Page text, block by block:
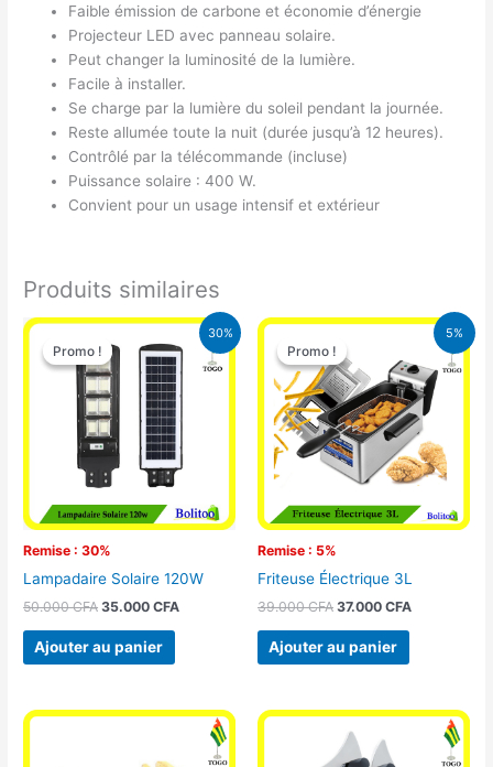
Faible émission de carbone et économie d’énergie
Projecteur LED avec panneau solaire.
Peut changer la luminosité de la lumière.
Facile à installer.
Se charge par la lumière du soleil pendant la journée.
Reste allumée toute la nuit (durée jusqu’à 12 heures).
Contrôlé par la télécommande (incluse)
Puissance solaire : 400 W.
Convient pour un usage intensif et extérieur
Produits similaires
30%
Promo !
Remise : 30%
Promo !
Lampadaire Solaire 120W
50.000CFA
Le
prix
initial
était :
50.000 CFA.
35.000CFA
Le
prix
actuel
est :
35.000 CFA.
Ajouter au panier
5%
Promo !
Remise : 5%
Promo !
Friteuse Électrique 3L
39.000CFA
Le
initial
était :
39.000 CFA.
37.000 CFA
Le
prix
actuel
est :
37.000 CFA.
Ajouter au panier